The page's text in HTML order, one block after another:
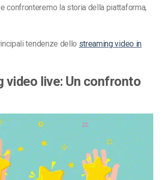
confronteremo la storia della piattaforma,
tendenze dello streaming video in
video live: Un confronto